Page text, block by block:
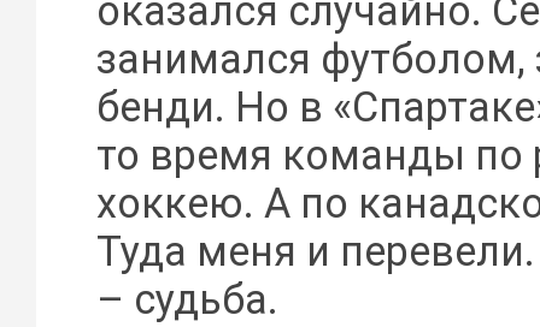
оказался случайно.
занимался
бенди. Но в
то время команды по
хоккею. А по
Туда меня и
– судьба.